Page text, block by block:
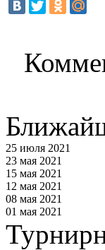
25 июля 2021
23 мая 2021
15 мая 2021
12 мая 2021
08 мая 2021
01 мая 2021